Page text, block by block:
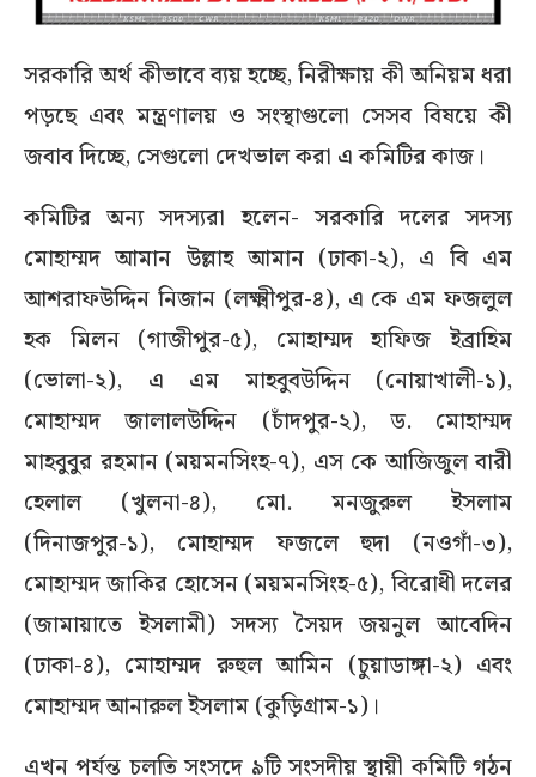
সরকারি অর্থ কীভাবে ব্যয় হচ্ছে, নিরীক্ষায় কী অনিয়ম ধরা
পড়ছে এবং মন্ত্রণালয় ও সংস্থাগুলো সেসব বিষয়ে কী
জবাব দিচ্ছে, সেগুলো দেখভাল করা এ কমিটির কাজ।
কমিটির অন্য সদস্যরা হলেন- সরকারি দলের সদস্য
মোহাম্মদ আমান উল্লাহ আমান (ঢাকা-২), এ বি এম
আশরাফউদ্দিন নিজান (লক্ষ্মীপুর-৪), এ কে এম ফজলুল
হক মিলন (গাজীপুর-৫), মোহাম্মদ হাফিজ ইব্রাহিম
(ভোলা-২), এ এম মাহবুবউদ্দিন (নোয়াখালী-১),
মোহাম্মদ জালালউদ্দিন (চাঁদপুর-২), ড. মোহাম্মদ
মাহবুবুর রহমান (ময়মনসিংহ-৭), এস কে আজিজুল বারী
হেলাল (খুলনা-৪), মো. মনজুরুল ইসলাম
(দিনাজপুর-১), মোহাম্মদ ফজলে হুদা (নওগাঁ-৩),
মোহাম্মদ জাকির হোসেন (ময়মনসিংহ-৫), বিরোধী দলের
(জামায়াতে ইসলামী) সদস্য সৈয়দ জয়নুল আবেদিন
(ঢাকা-৪), মোহাম্মদ রুহুল আমিন (চুয়াডাঙ্গা-২) এবং
মোহাম্মদ আনারুল ইসলাম (কুড়িগ্রাম-১)।
এখন পর্যন্ত চলতি সংসদে ৯টি সংসদীয় স্থায়ী কমিটি গঠন